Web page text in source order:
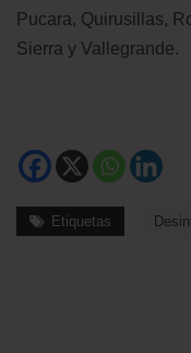
Pucara, Quirusillas,
Sierra y Vallegrande.
Etiquetas